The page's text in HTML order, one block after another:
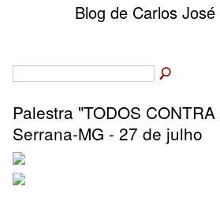
Blog de Carlos
Palestra "TODOS
Serrana-MG - 27 de julho